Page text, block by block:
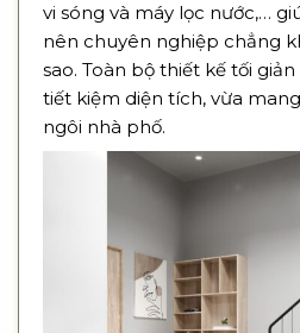
vi sóng và máy lọc nước,…
nên chuyên nghiệp chẳng
sao. Toàn bộ thiết kế tối
tiết kiệm diện tích, vừa
ngôi nhà phố.